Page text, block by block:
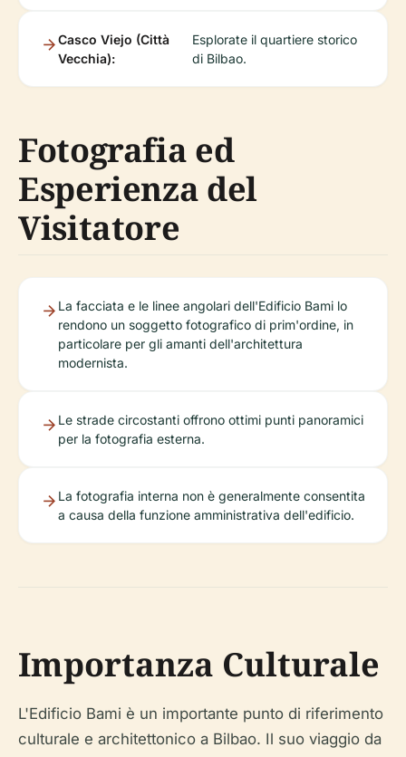
Casco Viejo (Città
Vecchia):
Esplorate il quartiere storico
di Bilbao.
Fotografia ed
Esperienza del
Visitatore
La facciata e le linee angolari dell'Edificio Bami lo
rendono un soggetto fotografico di prim'ordine, in
particolare per gli amanti dell'architettura
modernista.
Le strade circostanti offrono ottimi punti panoramici
per la fotografia esterna.
La fotografia interna non è generalmente consentita
a causa della funzione amministrativa dell'edificio.
Importanza Culturale
L'Edificio Bami è un importante punto di riferimento
culturale e architettonico a Bilbao. Il suo viaggio da